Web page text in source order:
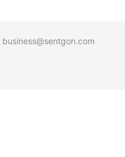
business@sentgon.com